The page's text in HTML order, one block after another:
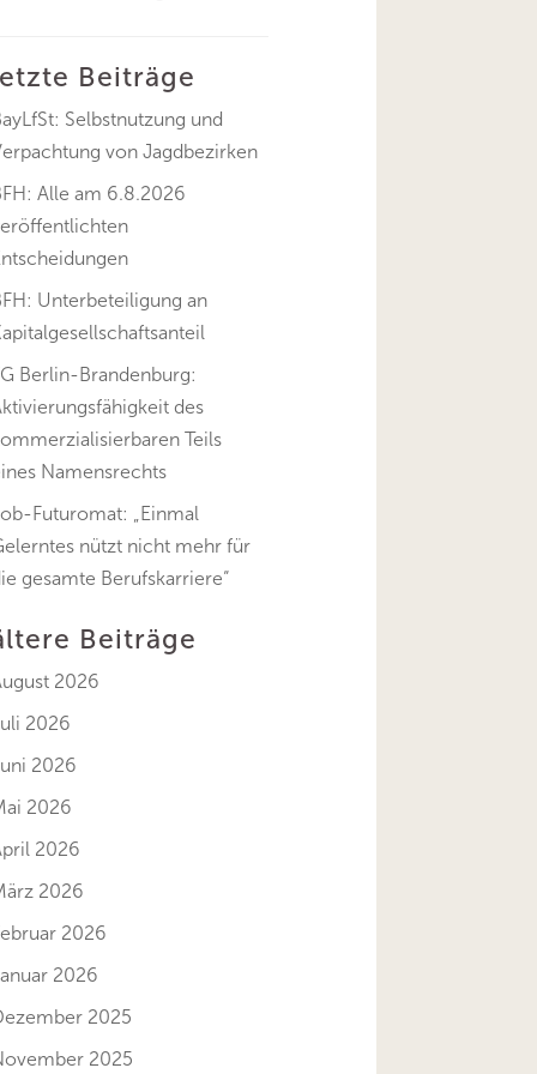
Beiträge
Selbstnutzung und
von Jagdbezirken
Alle am 6.8.2026
Unterbeteiligung an
Berlin-Brandenburg:
des
Teils
Namensrechts
Futuromat: „Einmal
nützt nicht mehr für
gesamte Berufskarriere“
Beiträge
2026
2026
2026
2026
2026
2026
2026
2026
2025
2025